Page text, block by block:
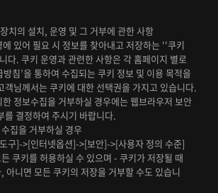
치의 설치, 운영 및 그 거부에 관한 사항
있어 필요 시 정보를 찾아내고 저장하는 ''쿠키
. 쿠키 운영과 관련한 사항은 각 홈페이지 별로
방침’을 통하여 수집되는 쿠키 정보 및 이용 목적을
객님께서는 쿠키에 대한 선택권을 가지고 있습니다.
정보수집을 거부하실 경우에는 웹브라우저 보안
를 결정하여 주시기 바랍니다.
집을 거부하실 경우
구]->[인터넷옵션]->[보안]->[사용자 정의 수준]
쿠키를 허용하실 수 있으며 - 쿠키가 저장될 때
아니면 모든 쿠키의 저장을 거부할 수도 있습니